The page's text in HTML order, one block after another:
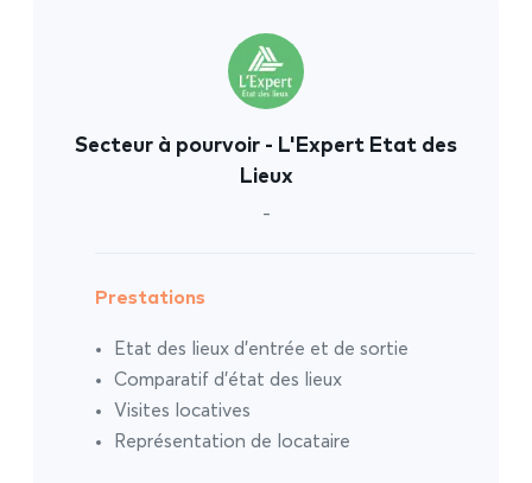
Secteur à pourvoir - L'Expert Etat des
Lieux
-
Prestations
Etat des lieux d’entrée et de sortie
Comparatif d’état des lieux
Visites locatives
Représentation de locataire